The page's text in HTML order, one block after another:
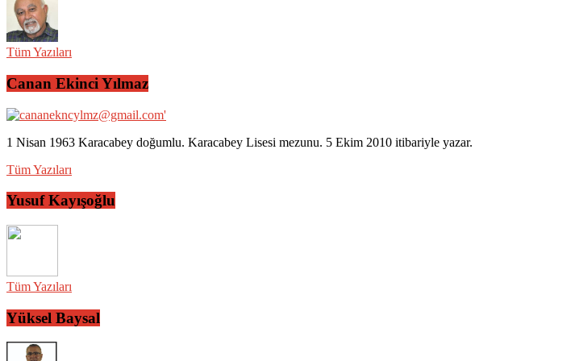
Tüm Yazıları
Canan Ekinci Yılmaz
1 Nisan 1963 Karacabey doğumlu. Karacabey Lisesi mezunu. 5 Ekim 2010 itibariyle yazar.
Tüm Yazıları
Yusuf Kayışoğlu
Tüm Yazıları
Yüksel Baysal